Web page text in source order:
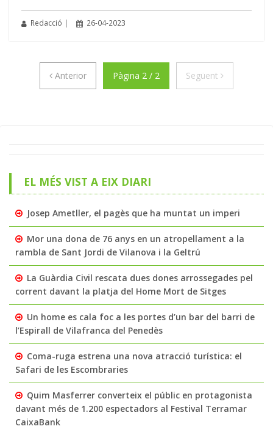
Redacció | 26-04-2023
AnteriorAnteriorPàgina 2 / 2 Següent
EL MÉS VIST A EIX DIARI
Josep Ametller, el pagès que ha muntat un imperi
Mor una dona de 76 anys en un atropellament a la
rambla de Sant Jordi de Vilanova i la Geltrú
La Guàrdia Civil rescata dues dones arrossegades pel
corrent davant la platja del Home Mort de Sitges
Un home es cala foc a les portes d’un bar del barri de
l’Espirall de Vilafranca del Penedès
Coma-ruga estrena una nova atracció turística: el
Safari de les Escombraries
Quim Masferrer converteix el públic en protagonista
davant més de 1.200 espectadors al Festival Terramar
CaixaBank